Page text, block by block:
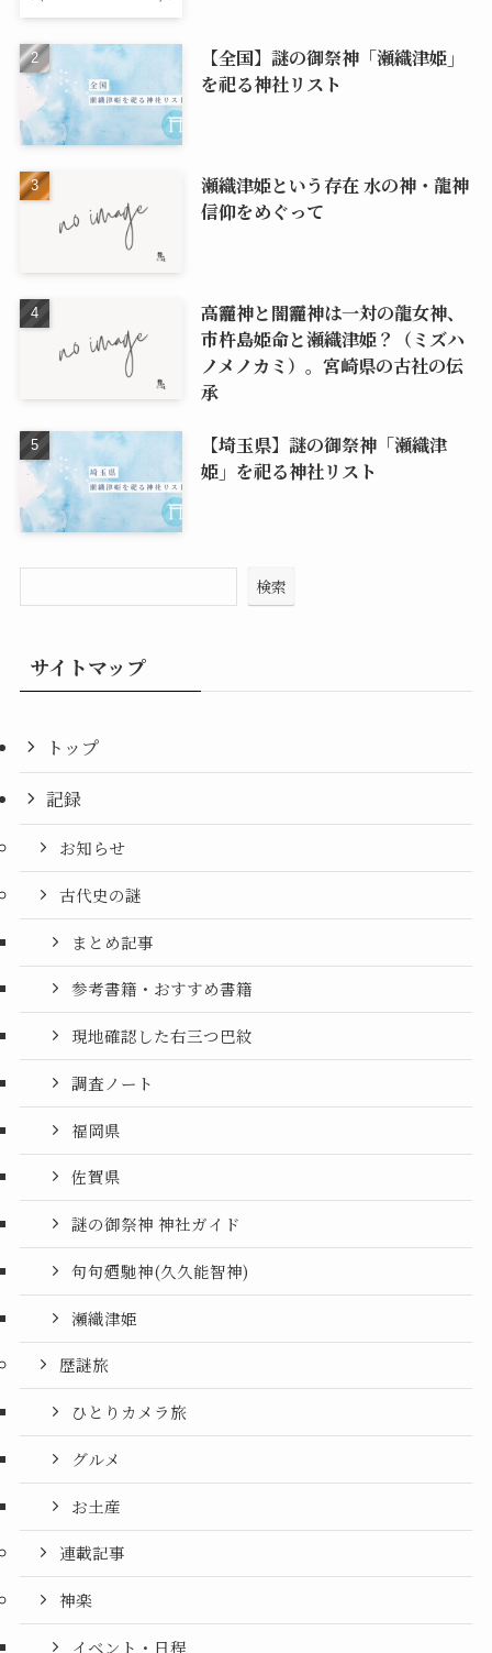
【全国】謎の御祭神「瀬織津姫」
を祀る神社リスト
瀬織津姫という存在 水の神・龍神
信仰をめぐって
高龗神と闇龗神は一対の龍女神、
市杵島姫命と瀬織津姫？（ミズハ
ノメノカミ）。宮崎県の古社の伝
承
【埼玉県】謎の御祭神「瀬織津
姫」を祀る神社リスト
検索
サイトマップ
トップ
記録
お知らせ
古代史の謎
まとめ記事
参考書籍・おすすめ書籍
現地確認した右三つ巴紋
調査ノート
福岡県
佐賀県
謎の御祭神 神社ガイド
句句廼馳神(久久能智神)
瀬織津姫
歴謎旅
ひとりカメラ旅
グルメ
お土産
連載記事
神楽
イベント・日程